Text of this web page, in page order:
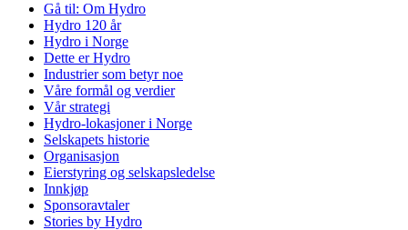
Gå til: Om Hydro
Hydro 120 år
Hydro i Norge
Dette er Hydro
Industrier som betyr noe
Våre formål og verdier
Vår strategi
Hydro-lokasjoner i Norge
Selskapets historie
Organisasjon
Eierstyring og selskapsledelse
Innkjøp
Sponsoravtaler
Stories by Hydro